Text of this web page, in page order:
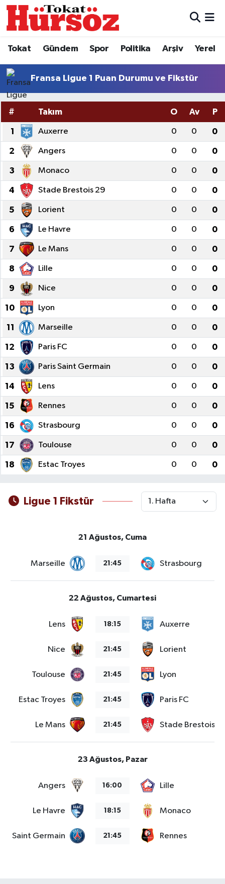
Tokat Gündem Spor Politika Arşiv Yerel
Fransa Ligue 1 Puan Durumu ve Fikstür
# Takım O Av P
1 Auxerre 0 0 0
2 Angers 0 0 0
3 Monaco 0 0 0
4 Stade Brestois 29 0 0 0
5 Lorient 0 0 0
6 Le Havre 0 0 0
7 Le Mans 0 0 0
8 Lille 0 0 0
9 Nice 0 0 0
10 Lyon 0 0 0
11 Marseille 0 0 0
12 Paris FC 0 0 0
13 Paris Saint Germain 0 0 0
14 Lens 0 0 0
15 Rennes 0 0 0
16 Strasbourg 0 0 0
17 Toulouse 0 0 0
18 Estac Troyes 0 0 0
Ligue 1 Fikstür
21 Ağustos, Cuma
Marseille 21:45 Strasbourg
22 Ağustos, Cumartesi
Lens 18:15 Auxerre
Nice 21:45 Lorient
Toulouse 21:45 Lyon
Estac Troyes 21:45 Paris FC
Le Mans 21:45 Stade Brestois
23 Ağustos, Pazar
Angers 16:00 Lille
Le Havre 18:15 Monaco
Saint Germain 21:45 Rennes
Türkiye Gündemi
Asayiş
Spor
Politika
Tokat Spor
Eğitim
Ekonomi
Sağlık
Tokat Haber
Hava Durumu
Trafik Durumu
Süper Lig Puan Durumu ve Fikstür
Tüm Manşetler
Son Dakika Haberleri
Haber Arşivi